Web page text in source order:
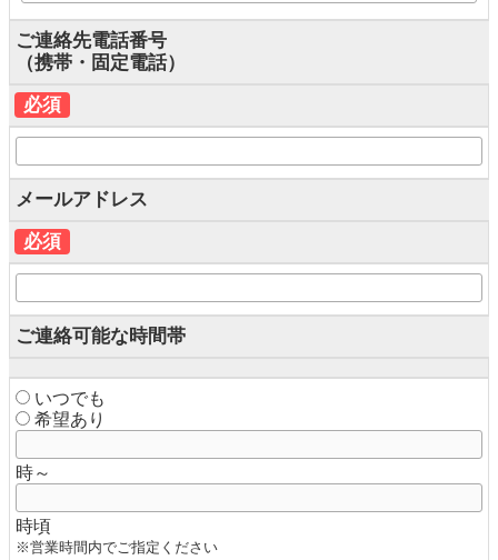
ご連絡先電話番号
（携帯・固定電話）
必須
メールアドレス
必須
ご連絡可能な時間帯
いつでも
希望あり
時～
時頃
※営業時間内でご指定ください